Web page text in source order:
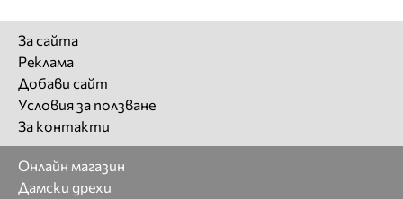
За сайта
Реклама
Добави сайт
Условия за ползване
За контакти
Онлайн магазин
Дамски дрехи